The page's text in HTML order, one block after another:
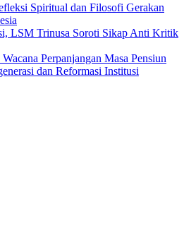
Spiritual dan Filosofi Gerakan
LSM Trinusa Soroti Sikap Anti Kritik
Perpanjangan Masa Pensiun
dan Reformasi Institusi